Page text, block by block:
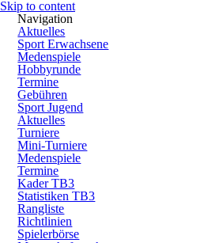
Skip to content
Navigation
Aktuelles
Sport Erwachsene
Medenspiele
Hobbyrunde
Termine
Gebühren
Sport Jugend
Aktuelles
Turniere
Mini-Turniere
Medenspiele
Termine
Kader TB3
Statistiken TB3
Rangliste
Richtlinien
Spielerbörse